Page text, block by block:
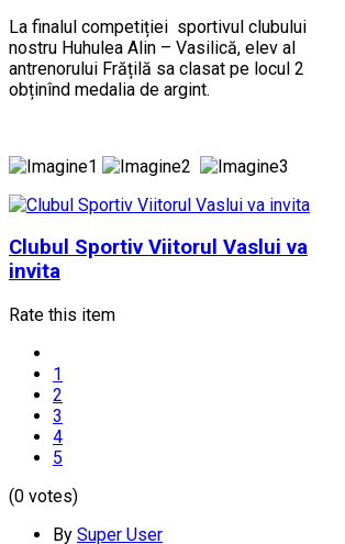
La finalul competiției sportivul clubului
nostru Huhulea Alin – Vasilică, elev al
antrenorului Frățilă sa clasat pe locul 2
obținînd medalia de argint.
Clubul Sportiv Viitorul Vaslui va
invita
Rate this item
1
2
3
4
5
(0 votes)
By Super User